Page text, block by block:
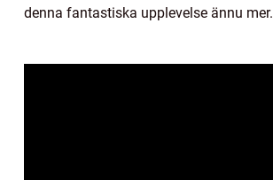
denna fantastiska upplevelse ännu mer.